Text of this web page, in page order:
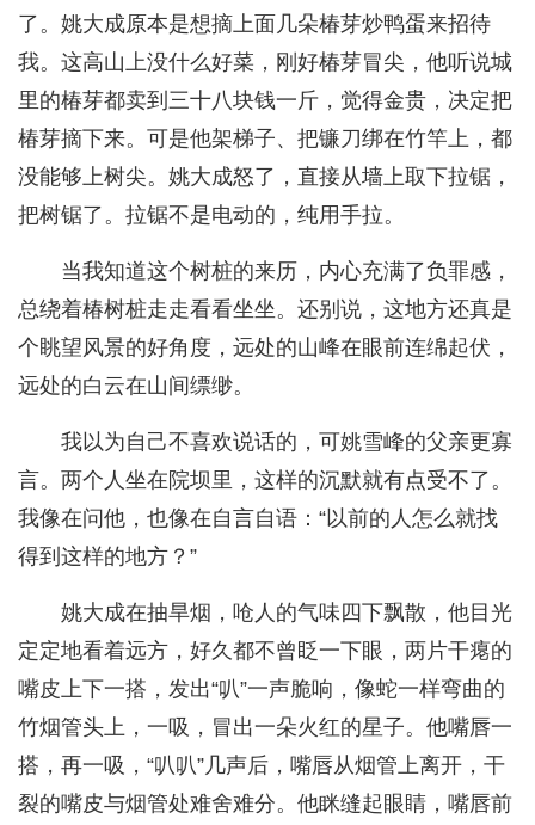
了。姚大成原本是想摘上面几朵椿芽炒鸭蛋来招待
我。这高山上没什么好菜，刚好椿芽冒尖，他听说城
里的椿芽都卖到三十八块钱一斤，觉得金贵，决定把
椿芽摘下来。可是他架梯子、把镰刀绑在竹竿上，都
没能够上树尖。姚大成怒了，直接从墙上取下拉锯，
把树锯了。拉锯不是电动的，纯用手拉。
当我知道这个树桩的来历，内心充满了负罪感，
总绕着椿树桩走走看看坐坐。还别说，这地方还真是
个眺望风景的好角度，远处的山峰在眼前连绵起伏，
远处的白云在山间缥缈。
我以为自己不喜欢说话的，可姚雪峰的父亲更寡
言。两个人坐在院坝里，这样的沉默就有点受不了。
我像在问他，也像在自言自语：“以前的人怎么就找
得到这样的地方？”
姚大成在抽旱烟，呛人的气味四下飘散，他目光
定定地看着远方，好久都不曾眨一下眼，两片干瘪的
嘴皮上下一搭，发出“叭”一声脆响，像蛇一样弯曲的
竹烟管头上，一吸，冒出一朵火红的星子。他嘴唇一
搭，再一吸，“叭叭”几声后，嘴唇从烟管上离开，干
裂的嘴皮与烟管处难舍难分。他眯缝起眼睛，嘴唇前